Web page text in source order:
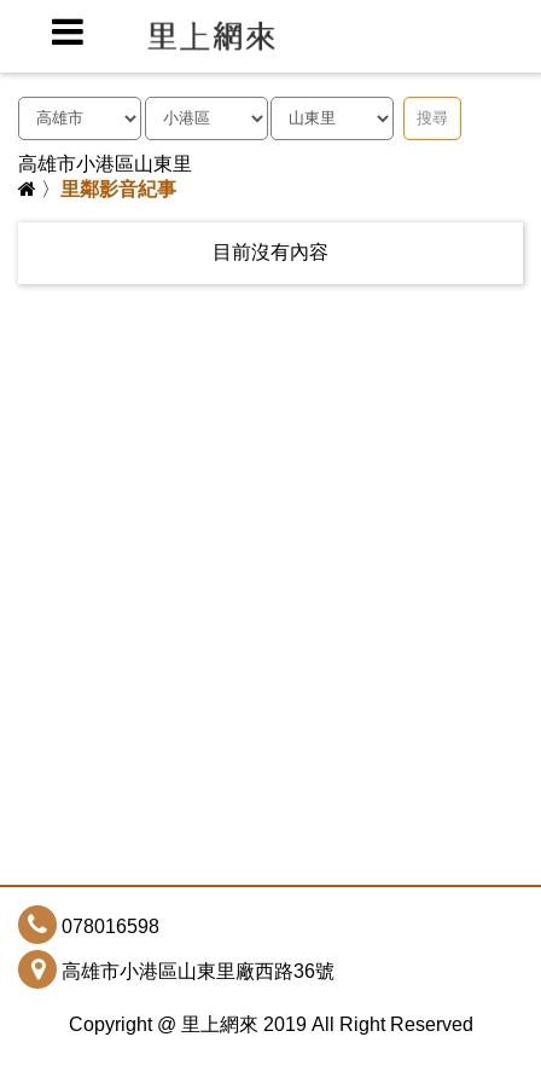
搜尋
高雄市小港區山東里
〉 里鄰影音紀事
目前沒有內容
078016598
高雄市小港區山東里廠西路36號
Copyright @ 里上網來 2019 All Right Reserved